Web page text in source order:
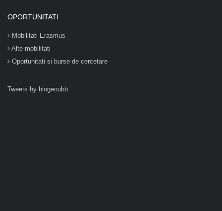
OPORTUNITATI
Mobilitati Erasmus
Alte mobilitati
Oportunitati si burse de cercetare
Tweets by biogeoubb